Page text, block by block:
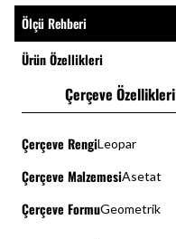
Ölçü Rehberi
Ürün Özellikleri
Çerçeve Özellikleri
Çerçeve RengiLeopar
Çerçeve MalzemesiAsetat
Çerçeve FormuGeometrik